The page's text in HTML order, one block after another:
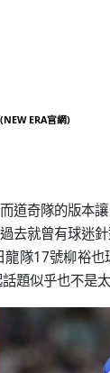
ERA官網)
道奇隊的版本
去就曾有球迷
隊17號柳裕
題似乎也不是